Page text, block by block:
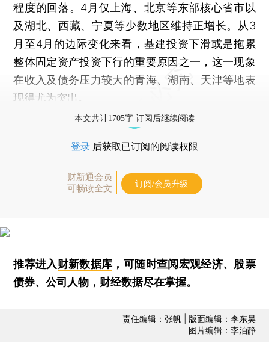
程度的回落。4月仅上海、北京等东部核心省市以
及湖北、西藏、宁夏等少数地区维持正增长。从3
月至4月的边际变化来看，基建投资下滑或是拖累
整体固定资产投资下行的重要原因之一，这一现象
在收入及债务压力较大的青海、湖南、天津等地表
现得尤为突出。
本文共计1705字 订阅后继续阅读
登录 后获取已订阅的阅读权限
财新通会员
可畅读全文
订阅/会员升级
推荐进入财新数据库 ，可随时查阅宏观经济、股票
债券、公司人物，财经数据尽在掌握。
责任编辑：张帆 | 版面编辑：李东昊
图片编辑：李泊静